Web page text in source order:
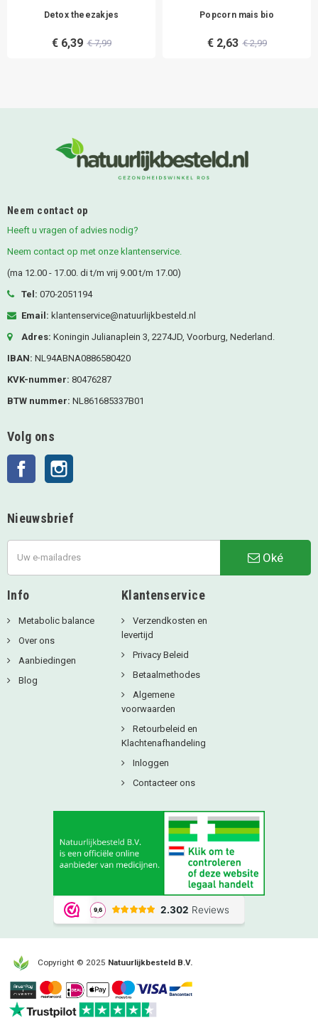
Detox theezakjes
€ 6,39 € 7,99
Popcorn mais bio
€ 2,63 € 2,99
Neem contact op
Heeft u vragen of advies nodig?
Neem contact op met onze klantenservice.
(ma 12.00 - 17.00. di t/m vrij 9.00 t/m 17.00)
Tel: 070-2051194
Email: klantenservice@natuurlijkbesteld.nl
Adres: Koningin Julianaplein 3, 2274JD, Voorburg, Nederland.
IBAN: NL94ABNA0886580420
KVK-nummer: 80476287
BTW nummer: NL861685337B01
Volg ons
Facebook
Nieuwsbrief
Oké
Info
Metabolic balance
Over ons
Aanbiedingen
Blog
Klantenservice
Verzendkosten en
levertijd
Privacy Beleid
Betaalmethodes
Algemene
voorwaarden
Retourbeleid en
Klachtenafhandeling
Inloggen
Contacteer ons
Copyright © 2025 Natuurlijkbesteld B.V.